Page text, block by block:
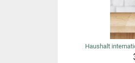
Haushalt